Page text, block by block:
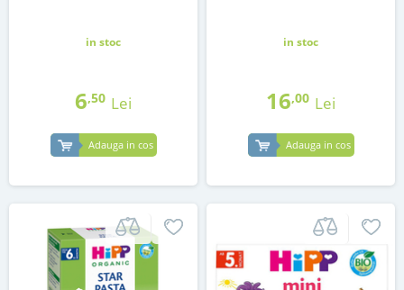
in stoc
6,50 Lei
Adauga in cos
in stoc
16,00 Lei
Adauga in cos